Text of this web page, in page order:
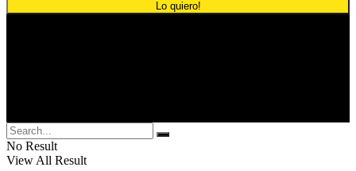
No Result
View All Result